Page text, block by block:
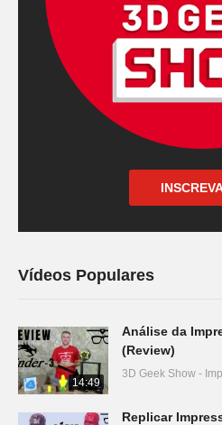
Vídeos Populares
14:49
Análise da
(Review)
3D Geek Show -
Replicar